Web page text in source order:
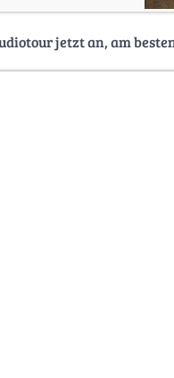
jetzt an, am